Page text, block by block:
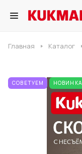
Главная Каталог
СОВЕТУЕМ НОВИНКА